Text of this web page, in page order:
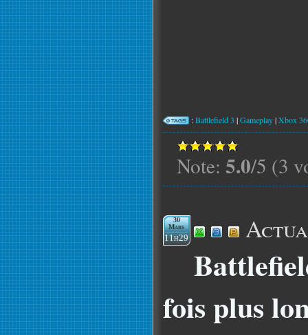
:Battlefield 3 |Gameplay|Xbox
Note: 5.0/5 (3
30
Mars
11h29
fois plus